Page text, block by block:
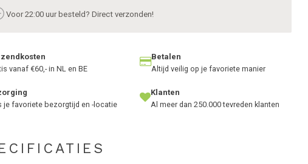
Voor 22:00 uur besteld? Direct verzonden!
vanaf €60,- in NL en BE
Betalen
Altijd veilig op je favoriete manier
je favoriete bezorgtijd en -locatie
Klanten
Al meer dan 250.000 tevreden klanten